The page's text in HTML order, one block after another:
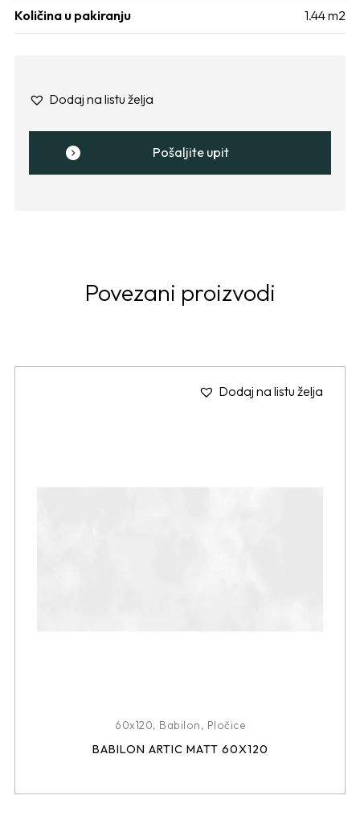
Količina u pakiranju 1.44 m2
Dodaj na listu želja
Pošaljite upit
Povezani proizvodi
Dodaj na listu želja
60x120, Babilon, Pločice
BABILON ARTIC MATT 60X120